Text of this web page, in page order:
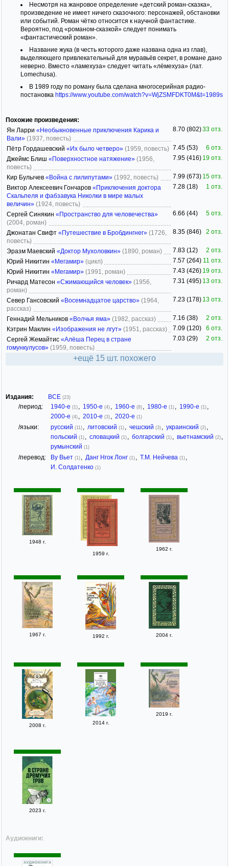
Несмотря на жанровое определение «детский роман-сказка»,
произведение не имеет ничего сказочного: персонажей, обстановки
или событий. Роман чётко относится к научной фантастике.
Вероятно, под «романом-сказкой» следует понимать
«фантастический роман».
Название жука (в честь которого даже названа одна из глав),
выделяющего привлекательный для муравьёв секрет, в романе дано
неверно. Вместо «ламехуза» следует читать «лёмехуза» (лат.
Lomechusa).
В 1989 году по роману была сделана многосерийная радио-
постановка https://www.youtube.com/watch?v=WjZSMFDKT0M&t=1989s
Похожие произведения:
Ян Ларри «Необыкновенные приключения Карика и
Вали» (1937, повесть)
8.70 (802)33 отз.
Пётр Гордашевский «Их было четверо» (1959, повесть) 7.45 (53)
6 отз.
Джеймс Блиш «Поверхностное натяжение» (1956,
повесть)
7.95 (416) 19 отз.
Кир Булычев «Война с лилипутами» (1992, повесть) 7.99 (673) 15 отз.
Виктор Алексеевич Гончаров «Приключения доктора
Скальпеля и фабзавука Николки в мире малых
величин» (1924, повесть)
7.28 (18) 1 отз.
Сергей Синякин «Пространство для человечества»
(2004, роман)
6.66 (44) 5 отз.
Джонатан Свифт «Путешествие в Бробдингнег» (1726,
повесть)
8.35 (846) 2 отз.
Эразм Маевский «Доктор Мухоловкин» (1890, роман) 7.83 (12)
2 отз.
Юрий Никитин «Мегамир» (цикл) 7.57 (264) 11 отз.
Юрий Никитин «Мегамир» (1991, роман) 7.43 (426) 19 отз.
Ричард Матесон «Сжимающийся человек» (1956,
роман)
7.31 (495) 13 отз.
Север Гансовский «Восемнадцатое царство» (1964,
рассказ)
7.23 (178) 13 отз.
Геннадий Мельников «Волчья яма» (1982, рассказ) 7.16 (38)
2 отз.
Кэтрин Маклин «Изображения не лгут» (1951, рассказ) 7.09 (120)
6 отз.
Сергей Жемайтис «Алёша Перец в стране
гомункулусов» (1959, повесть)
7.03 (29) 2 отз.
+ещё 15 шт. похожего
Издания: ВСЕ (23)
/период: 1940-е (1) , 1950-е (4) , 1960-е (8) , 1980-е (1) , 1990-е (1) ,
2000-е (4) , 2010-е (3) , 2020-е (1)
/языки: русский (11) , литовский (1) , чешский (3) , украинский (2) ,
польский (1) , словацкий (1) , болгарский (1) , вьетнамский (2) ,
румынский (1)
/перевод: Ву Вьет (1) , Данг Нгок Лонг (1) , Т.М. Нейчева (1) ,
И. Солдатенко (1)
1948 г.
1959 г.
1962 г.
1967 г. 1992 г. 2004 г.
2008 г. 2014 г.
2019 г.
2023 г.
Аудиокниги: